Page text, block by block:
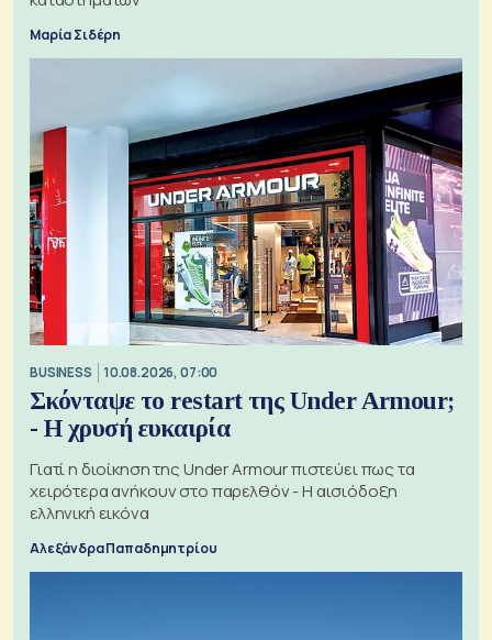
Μαρία Σιδέρη
BUSINESS 10.08.2026, 07:00
Σκόνταψε το restart της Under Armour;
- Η χρυσή ευκαιρία
Γιατί η διοίκηση της Under Armour πιστεύει πως τα
χειρότερα ανήκουν στο παρελθόν - Η αισιόδοξη
ελληνική εικόνα
Αλεξάνδρα Παπαδημητρίου